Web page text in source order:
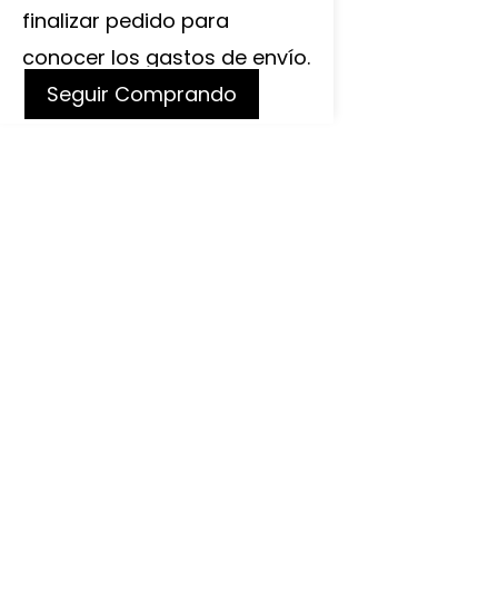
finalizar pedido para
conocer los gastos de envío.
Seguir Comprando